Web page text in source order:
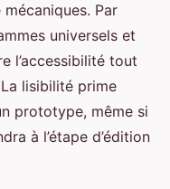
Par
universels et
l’accessibilité tout
lisibilité prime
prototype, même si
à l’étape d’édition